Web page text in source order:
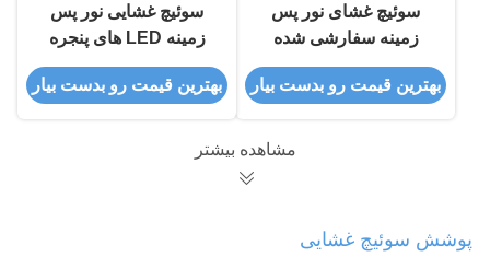
سوئیچ غشای نور پس
زمینه سفارشی شده
سرویس OEM رنگ پنتون
بهترین قیمت رو بدست بیار
سوئیچ غشایی نور پس
زمینه LED های پنجره
مشکی شفاف 0.18mm
PET
بهترین قیمت رو بدست بیار
مشاهده بیشتر
پوشش سوئیچ غشایی